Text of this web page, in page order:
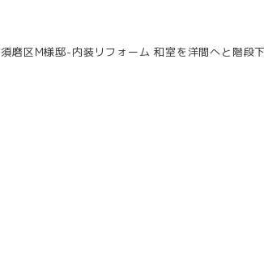
須磨区M様邸-内装リフォーム 和室を洋間へと階段